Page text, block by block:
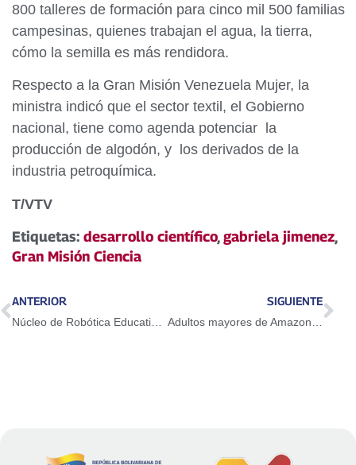
800 talleres de formación para cinco mil 500 familias
campesinas, quienes trabajan el agua, la tierra,
cómo la semilla es más rendidora.
Respecto a la Gran Misión Venezuela Mujer, la
ministra indicó que el sector textil, el Gobierno
nacional, tiene como agenda potenciar la
producción de algodón, y los derivados de la
industria petroquímica.
T/VTV
Etiquetas: desarrollo científico,gabriela jimenez,
Gran Misión Ciencia
ANTERIOR SIGUIENTE